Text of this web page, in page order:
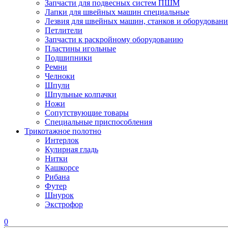
Запчасти для подвесных систем ПШМ
Лапки для швейных машин специальные
Лезвия для швейных машин, станков и
Петлители
Запчасти к раскройному оборудованию
Пластины игольные
Подшипники
Ремни
Челноки
Шпули
Шпульные колпачки
Ножи
Сопутствующие товары
Специальные приспособления
Трикотажное полотно
Интерлок
Кулирная гладь
Нитки
Кашкорсе
Рибана
Футер
Шнурок
Экстрофор
0